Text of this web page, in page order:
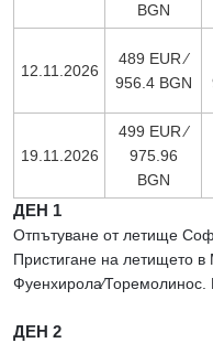
BGN
12.11.2026
489 EUR ∕
956.4 BGN
19.11.2026
499 EUR ∕
975.96
BGN
ДЕН 1
Отпътуване от летище
Пристигане на летището
Фуенхирола∕Торемолинос.
ДЕН 2